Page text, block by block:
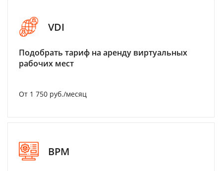
VDI
Подобрать тариф на аренду виртуальных
рабочих мест
От 1 750 руб./месяц
BPM